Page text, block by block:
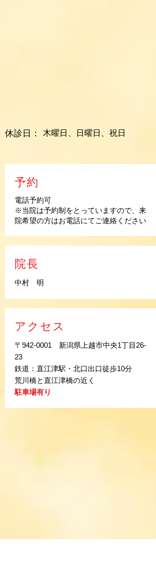
休診日： 木曜日、日曜日、祝日
予約
電話予約可
※当院は予約制をとっていますので、来
院希望の方はお電話にてご連絡ください
院長
中村 明
アクセス
〒942-0001 新潟県上越市中央1丁目26-
23
鉄道：直江津駅・北口出口徒歩10分
荒川橋と直江津橋の近く
駐車場有り